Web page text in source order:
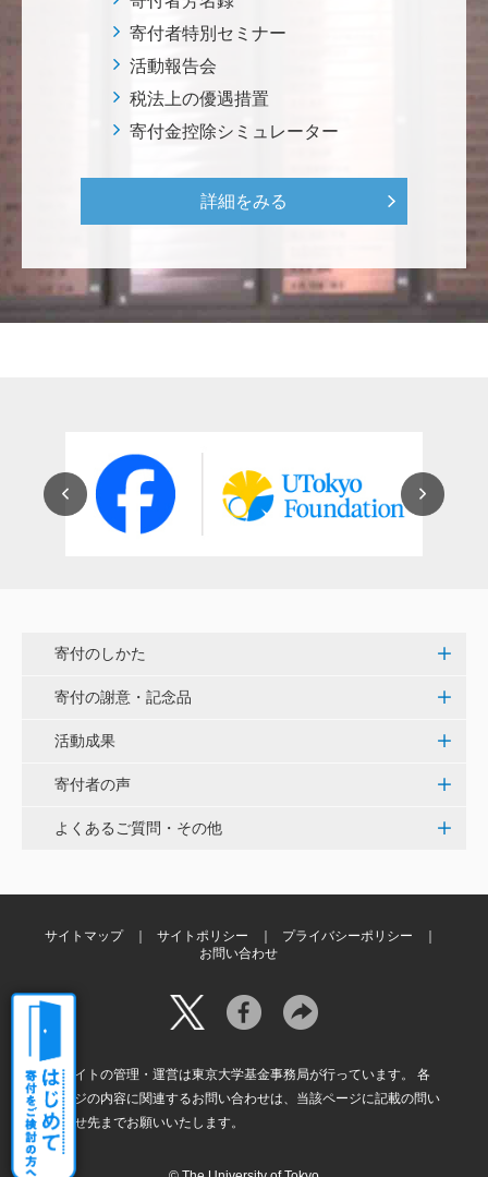
対校戦勝利、インカレ優勝目指して頑張ってくださ
い！ <漕艇部>
自身の高齢化とともに、障害のある方の苦労がよく理
いドアの自動ドア化あるいは開閉しやすい折り戸化」
をはじめとして、身近なことでやらなければならない
です。 <障害のある学生や研究者の活躍応援基金>
紺野 邦昭
若い方々のために「イノベーションを産む奇跡の海、
世界のISAKI」を実現し、日本を、そして世界をリー
昨春に開催された小石川植物園の観桜会は素晴らし
く、小石川植物園の維持発展に少しでも寄与できれば
大澤 彰弘
用いただけると幸いです。 <東京大学動物医療センタ
花之内 健仁
伝統ある赤門に貢献できるまたとない企画に参加でき
嬉しく思います。 <ひらけ！赤門プロジェクト>
劉 晨熙
白石流司、その始まりを赤門に。 <ひらけ！赤門プロ
ジェクト>
寄付者特別セミナー
活動報告会
税法上の優遇措置
寄付金控除シミュレーター
詳細をみる
寄付のしかた
寄付の謝意・記念品
活動成果
寄付者の声
よくあるご質問・その他
サイトマップ サイトポリシー
プライバシーポリシー
お問い合わせ
本サイトの管理・運営は東京大学基金事務局が行っています。 各
ページの内容に関連するお問い合わせは、当該ページに記載の問い
合わせ先までお願いいたします。